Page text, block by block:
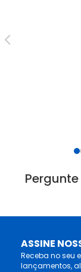
ASSINE
Receba no seu
lançamentos,